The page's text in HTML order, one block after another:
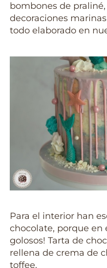
bombones de
decoraciones
todo elaborado en
Para el interior han
chocolate, porque en
golosos! Tarta de
rellena de crema de
toffee.